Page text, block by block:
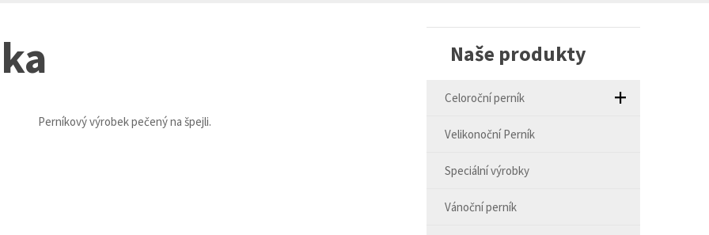
Perníkový výrobek pečený na špejli.
Naše produkty
Celoroční perník
Velikonoční Perník
Speciální výrobky
Vánoční perník